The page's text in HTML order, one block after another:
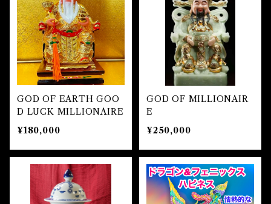
戌 Dog
亥 Pig
人生
願望実現
GOD OF EARTH GOO
D LUCK MILLIONAIRE
¥180,000
GOD OF MILLIONAIR
E
¥250,000